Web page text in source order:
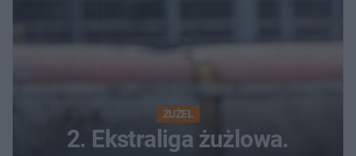
ŻUŻEL
2. Ekstraliga żużlowa.